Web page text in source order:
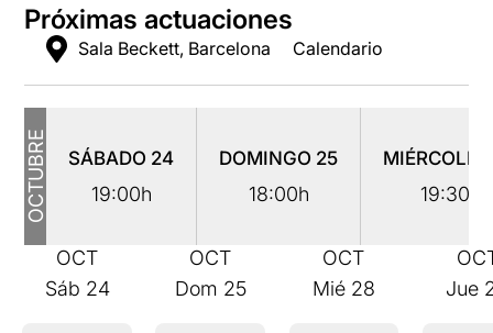
Próximas actuaciones
Sala Beckett, Barcelona Calendario
OCTUBRE SÁBADO 24
19:00h
DOMINGO 25
18:00h 19:30h
OCT
Sáb 24
OCT
Dom 25
OCT
Mié 28
Jue